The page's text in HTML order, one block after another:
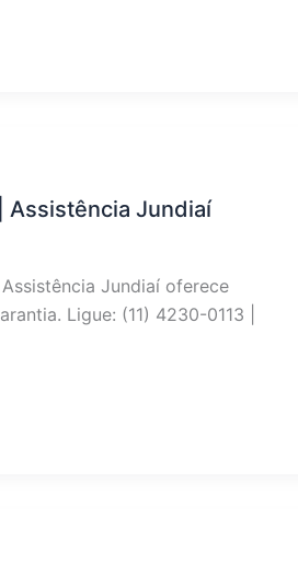
Assistência Jundiaí
Jundiaí oferece
Ligue: (11) 4230-0113 |